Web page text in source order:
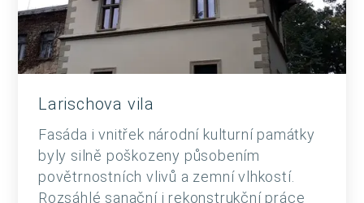
Larischova vila
Fasáda i vnitřek národní kulturní památky
byly silně poškozeny působením
povětrnostních vlivů a zemní vlhkostí.
Rozsáhlé sanační i rekonstrukční práce